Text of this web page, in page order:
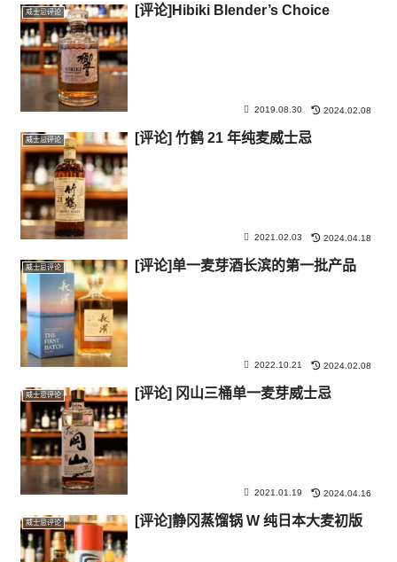
威士忌评论 [评论]Hibiki Blender’s Choice
2019.08.30 2024.02.08
威士忌评论 [评论] 竹鹤 21 年纯麦威士忌
2021.02.03 2024.04.18
威士忌评论 [评论]单一麦芽酒长滨的第一批产品
2022.10.21 2024.02.08
威士忌评论 [评论] 冈山三桶单一麦芽威士忌
2021.01.19 2024.04.16
威士忌评论 [评论]静冈蒸馏锅 W 纯日本大麦初版